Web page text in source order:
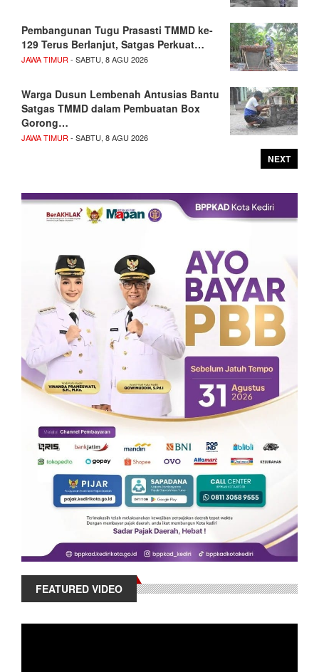
Pembangunan Tugu Prasasti TMMD ke-
129 Terus Berlanjut, Satgas Perkuat…
JAWA TIMUR- SABTU, 8 AGU 2026
Warga Dusun Lembenah Antusias Bantu
Satgas TMMD dalam Pembuatan Box
Gorong…
JAWA TIMUR- SABTU, 8 AGU 2026
NEXT
FEATURED VIDEO